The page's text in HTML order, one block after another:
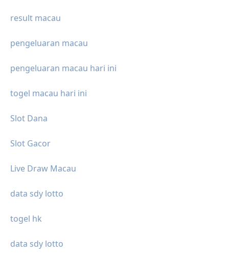
result macau
pengeluaran macau
pengeluaran macau hari ini
togel macau hari ini
Slot Dana
Slot Gacor
Live Draw Macau
data sdy lotto
togel hk
data sdy lotto